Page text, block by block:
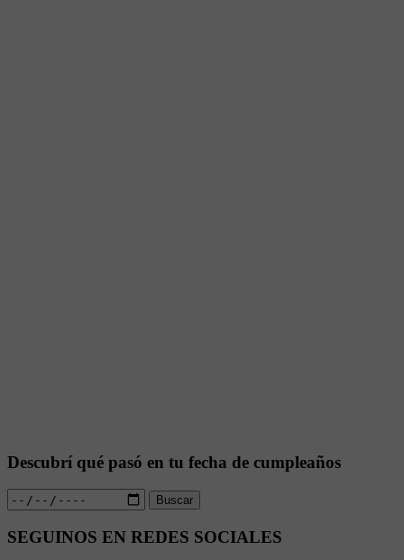
Descubrí qué pasó en tu fecha de cumpleaños
Buscar
SEGUINOS EN REDES SOCIALES